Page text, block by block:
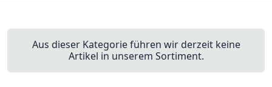
Aus dieser Kategorie führen wir derzeit keine
Artikel in unserem Sortiment.